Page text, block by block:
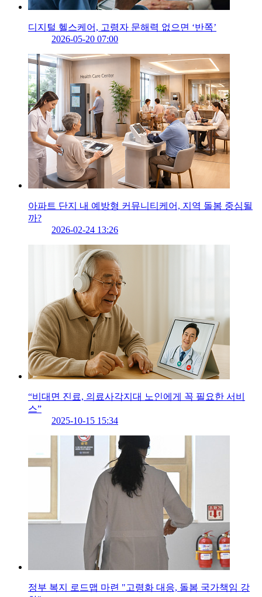
디지털 헬스케어, 고령자 문해력 없으면 ‘반쪽’
2026-05-20 07:00
아파트 단지 내 예방형 커뮤니티케어, 지역 돌봄 중심될
까?
2026-02-24 13:26
“비대면 진료, 의료사각지대 노인에게 꼭 필요한 서비
스”
2025-10-15 15:34
정부 복지 로드맵 마련 "고령화 대응, 돌봄 국가책임 강